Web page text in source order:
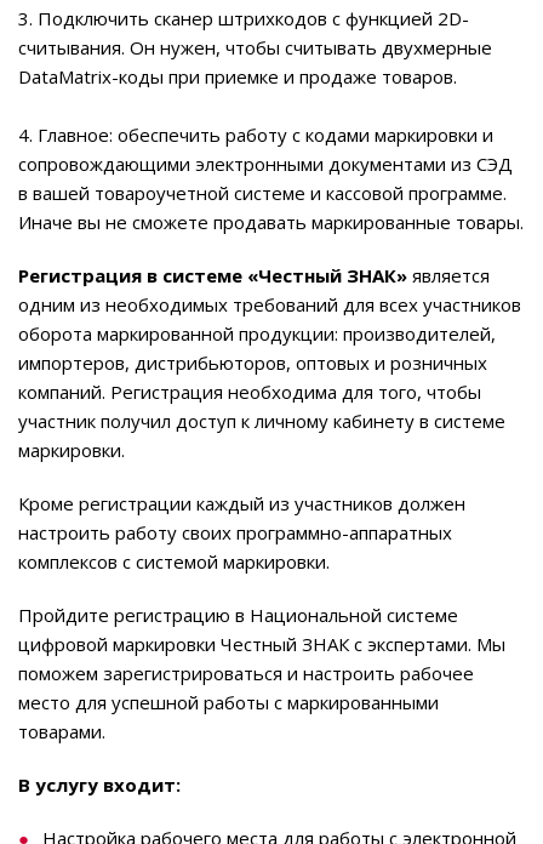
3. Подключить сканер штрихкодов с функцией 2D-
считывания. Он нужен, чтобы считывать двухмерные
DataMatrix-коды при приемке и продаже товаров.
4. Главное: обеспечить работу с кодами маркировки и
сопровождающими электронными документами из СЭД
в вашей товароучетной системе и кассовой программе.
Иначе вы не сможете продавать маркированные товары.
Регистрация в системе «Честный ЗНАК» является
одним из необходимых требований для всех участников
оборота маркированной продукции: производителей,
импортеров, дистрибьюторов, оптовых и розничных
компаний. Регистрация необходима для того, чтобы
участник получил доступ к личному кабинету в системе
маркировки.
Кроме регистрации каждый из участников должен
настроить работу своих программно-аппаратных
комплексов с системой маркировки.
Пройдите регистрацию в Национальной системе
цифровой маркировки Честный ЗНАК с экспертами. Мы
поможем зарегистрироваться и настроить рабочее
место для успешной работы с маркированными
товарами.
В услугу входит:
Настройка рабочего места для работы с электронной